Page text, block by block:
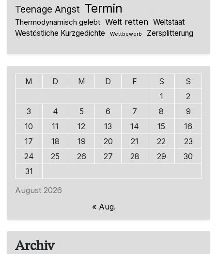
Teenage Angst Termin
Thermodynamisch gelebt Welt retten Weltstaat
Westöstliche Kurzgedichte
Wettbewerb Zersplitterung
August 2026
M D M D F S
S
1
2
3
4 5 6 7 8
9
10
11 12 13 14 15
16
17
18 19 20 21 22
23
24
25 26 27 28 29
30
31
« Aug.
Archiv